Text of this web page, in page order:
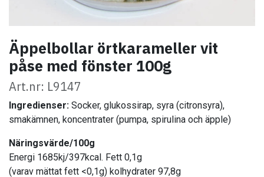
Äppelbollar örtkarameller vit
påse med fönster 100g
Art.nr: L9147
Ingredienser: Socker, glukossirap, syra (citronsyra),
smakämnen, koncentrater (pumpa, spirulina och äpple)
Näringsvärde/100g
Energi 1685kj/397kcal. Fett 0,1g
(varav mättat fett <0,1g) kolhydrater 97,8g